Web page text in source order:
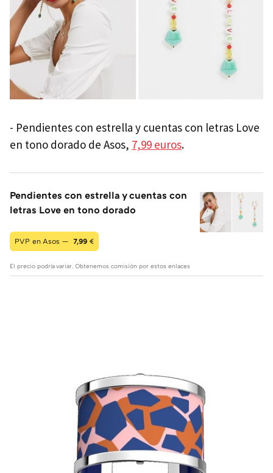
- Pendientes con estrella y cuentas con letras Love
en tono dorado de Asos, 7,99 euros.
Pendientes con estrella y cuentas con
letras Love en tono dorado
PVP en Asos — 7,99 €
El precio podría variar. Obtenemos comisión por estos enlaces